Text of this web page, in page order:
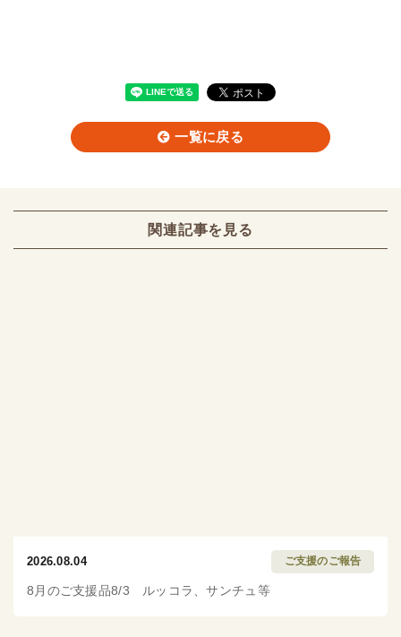
一覧に戻る
関連記事を見る
2026.08.04 ご支援のご報告
8月のご支援品8/3 ルッコラ、サンチュ等